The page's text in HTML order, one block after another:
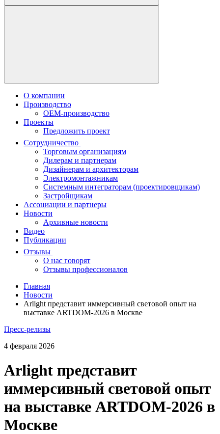
О компании
Производство
OEM-производство
Проекты
Предложить проект
Сотрудничество
Торговым организациям
Дилерам и партнерам
Дизайнерам и архитекторам
Электромонтажникам
Системным интеграторам (проектировщикам)
Застройщикам
Ассоциации и партнеры
Новости
Архивные новости
Видео
Публикации
Отзывы
О нас говорят
Отзывы профессионалов
Главная
Новости
Arlight представит иммерсивный световой опыт на
выставке ARTDOM-2026 в Москве
Пресс-релизы
4 февраля 2026
Arlight представит
иммерсивный световой опыт
на выставке ARTDOM-2026 в
Москве